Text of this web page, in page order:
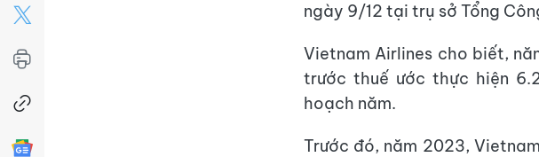
ngày 9/12 tại trụ sở Tổng
Vietnam Airlines cho biết,
trước thuế ước thực hiện
hoạch năm.
Trước đó, năm 2023,